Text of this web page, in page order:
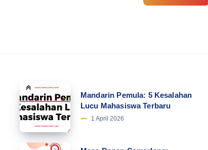
Mandarin
Pemula:
5
Kesalahan
Lucu
Mandarin Pemula: 5 Kesalahan
Lucu Mahasiswa Terbaru
1 April 2026